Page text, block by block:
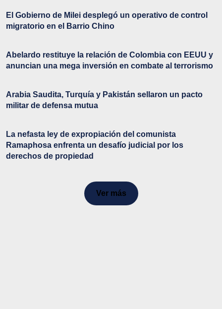
El Gobierno de Milei desplegó un operativo de control
migratorio en el Barrio Chino
Abelardo restituye la relación de Colombia con EEUU y
anuncian una mega inversión en combate al terrorismo
Arabia Saudita, Turquía y Pakistán sellaron un pacto
militar de defensa mutua
La nefasta ley de expropiación del comunista
Ramaphosa enfrenta un desafío judicial por los
derechos de propiedad
Ver más